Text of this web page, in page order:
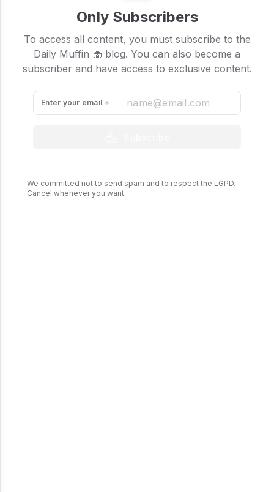
Only Subscribers
To access all content, you must subscribe to the
Daily Muffin 🧁 blog. You can also become a
subscriber and have access to exclusive content.
Enter your email
We committed not to send spam and to respect the LGPD.
Cancel whenever you want.